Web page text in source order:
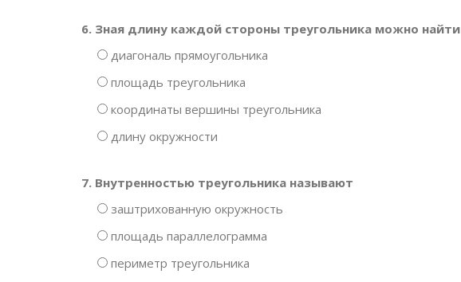
6. Зная длину каждой стороны треугольника можно найти
диагональ прямоугольника
площадь треугольника
координаты вершины треугольника
длину окружности
7. Внутренностью треугольника называют
заштрихованную окружность
площадь параллелограмма
периметр треугольника